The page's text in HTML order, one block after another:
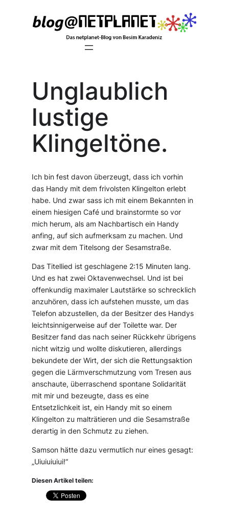
Unglaublich
lustige
Klingeltöne.
Ich bin fest davon überzeugt, dass ich vorhin
das Handy mit dem frivolsten Klingelton erlebt
habe. Und zwar sass ich mit einem Bekannten in
einem hiesigen Café und brainstormte so vor
mich herum, als am Nachbartisch ein Handy
anfing, auf sich aufmerksam zu machen. Und
zwar mit dem Titelsong der Sesamstraße.
Das Titellied ist geschlagene 2:15 Minuten lang.
Und es hat zwei Oktavenwechsel. Und ist bei
offenkundig maximaler Lautstärke so schrecklich
anzuhören, dass ich aufstehen musste, um das
Telefon abzustellen, da der Besitzer des Handys
leichtsinnigerweise auf der Toilette war. Der
Besitzer fand das nach seiner Rückkehr übrigens
nicht witzig und wollte diskutieren, allerdings
bekundete der Wirt, der sich die Rettungsaktion
gegen die Lärmverschmutzung vom Tresen aus
anschaute, überraschend spontane Solidarität
mit mir und bezeugte, dass es eine
Entsetzlichkeit ist, ein Handy mit so einem
Klingelton zu malträtieren und die Sesamstraße
derartig in den Schmutz zu ziehen.
Samson hätte dazu vermutlich nur eines gesagt:
„Uiuiuiuiui!“
Diesen Artikel teilen: